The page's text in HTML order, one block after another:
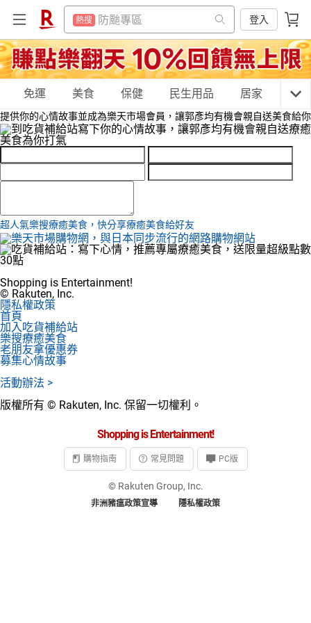
熱搜 防颱專區
熱搜 筆記型電腦
熱搜 行動電源
熱搜 電動牙刷
電冰箱
抽7777點
熱搜 熱門飯店推薦
登入
熱搜 筆記型電腦
熱搜 行動電源
熱搜 床墊
熱搜 電動牙刷
熱搜 電冰箱
熱搜 抽7777點
購物網分類
居家生活 3C家電 運動休閒
女裝
日本購物
免運 美食 保健 民生用品 居家 3C
提供你的心情故事並成為樂天市場會員，讓郭彥均有機會親自送美食給你
超人氣樂搜療癒美食，快分享療癒美食給好友
Shopping is Entertainment!
© Rakuten, Inc.
隱私權政策
首頁
加入吃貨補給站
樂搜療癒美食
老朋友拿優惠券
募集心情故事
活動辦法 >
版權所有 © Rakuten, Inc. 保留一切權利。
Shopping is Entertainment!
購物指南 常見問題 PC版
© Rakuten Group, Inc.
非洲豬瘟政策宣導 隱私權政策